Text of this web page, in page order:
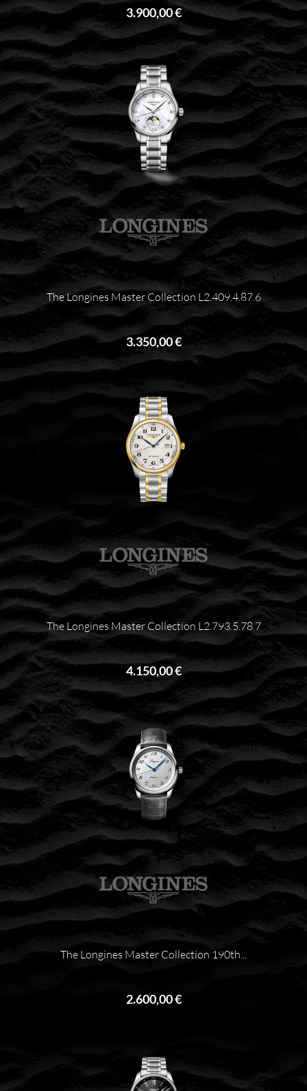
3.900,00 €
The Longines Master Collection L2.409.4.87.6
3.350,00 €
The Longines Master Collection L2.793.5.78.7
4.150,00 €
The Longines Master Collection 190th...
2.600,00 €